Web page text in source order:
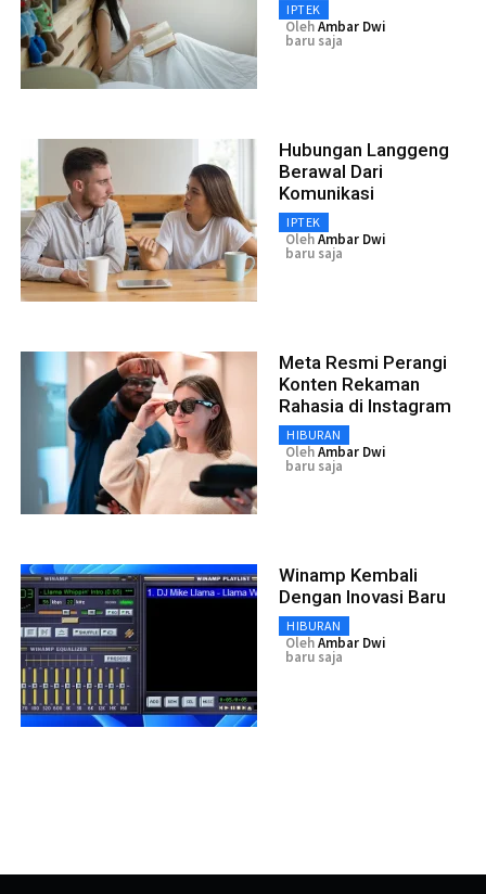
IPTEK
OlehAmbar Dwi
baru saja
Hubungan Langgeng
Berawal Dari
Komunikasi
IPTEK
OlehAmbar Dwi
baru saja
Meta Resmi Perangi
Konten Rekaman
Rahasia di Instagram
HIBURAN
OlehAmbar Dwi
baru saja
Winamp Kembali
Dengan Inovasi Baru
HIBURAN
OlehAmbar Dwi
baru saja